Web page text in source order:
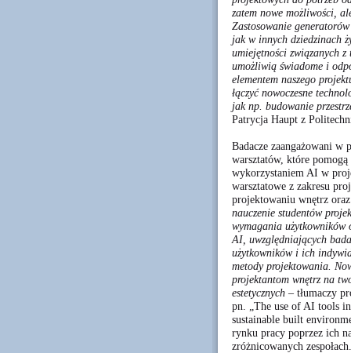
zatem nowe możliwości,
Zastosowanie
jak w innych dziedzinach
umiejętności związanych
umożliwią świadome i
elementem naszego
łączyć nowoczesne
jak np. budowanie
Patrycja Haupt z
Badacze zaangażowani
warsztatów, które
wykorzystaniem AI w
warsztatowe z zakresu
projektowaniu wnętrz
nauczenie studentów
wymagania użytkowników
AI, uwzględniających
użytkowników i ich
metody projektowania.
projektantom wnętrz na
estetycznych – tłumaczy
pn. „The use of AI tools
sustainable built
rynku pracy poprzez ich
zróżnicowanych zespołach.